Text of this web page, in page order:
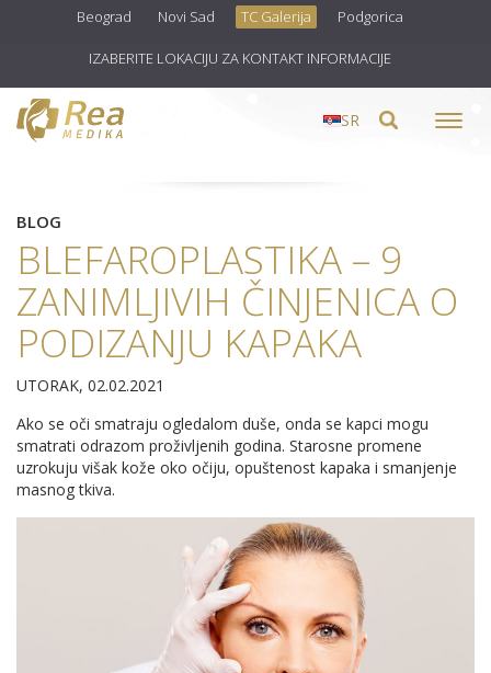
Beograd Novi Sad TC Galerija Podgorica
IZABERITE LOKACIJU ZA KONTAKT INFORMACIJE
SR
BLOG
BLEFAROPLASTIKA – 9
ZANIMLJIVIH ČINJENICA O
PODIZANJU KAPAKA
UTORAK, 02.02.2021
Ako se oči smatraju ogledalom duše, onda se kapci mogu
smatrati odrazom proživljenih godina. Starosne promene
uzrokuju višak kože oko očiju, opuštenost kapaka i smanjenje
masnog tkiva.